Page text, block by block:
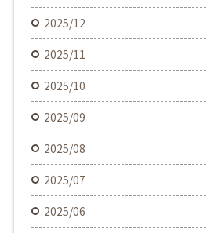
2025/12
2025/11
2025/10
2025/09
2025/08
2025/07
2025/06